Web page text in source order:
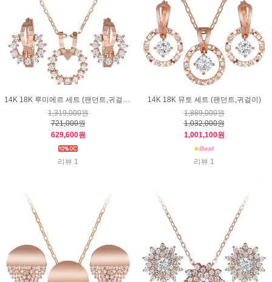
14K 18K 루미에르 세트 (팬던트,귀걸이)
1,319,000원
721,000원
629,600원
리뷰 1
14K 18K 뮤토 세트 (팬던트,귀걸이)
1,889,000원
1,032,000원
1,001,100원
리뷰 1